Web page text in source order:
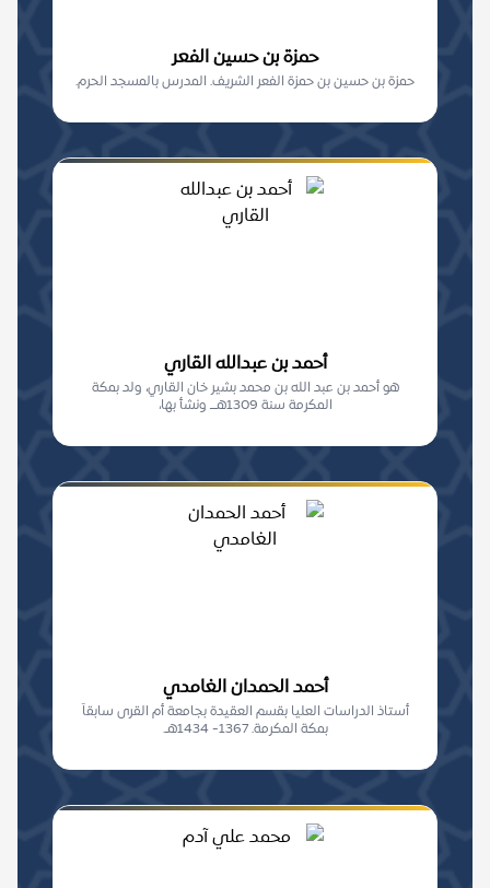
حمزة بن حسين الفعر
حمزة بن حسين بن حمزة الفعر الشريف. المدرس بالمسجد الحرم.
أحمد بن عبدالله القاري
هو أحمد بن عبد الله بن محمد بشير خان القاري، ولد بمكة
المكرمة سنة 1309هـــ ونشأ بها،
أحمد الحمدان الغامدي
أستاذ الدراسات العليا بقسم العقيدة بجامعة أم القرى سابقاً
بمكة المكرمة. 1367- 1434هـ.